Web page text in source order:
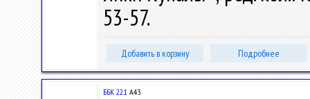
53-57.
Добавить в корзину Подробнее
ББК 22.1 А43